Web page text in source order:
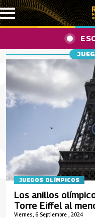
Pasar al contenido principal
JUEGOS OLÍMPICOS
Viernes, 6 Septiembre , 2024
Los anillos
Torre Eiffel al